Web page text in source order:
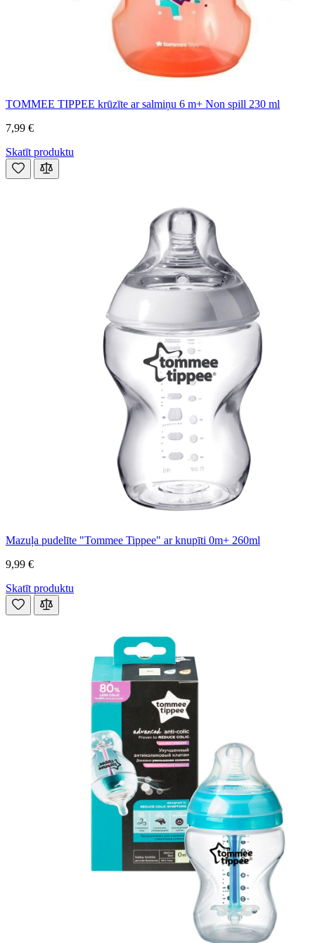
TOMMEE TIPPEE krūzīte ar salmiņu 6 m+ Non spill 230 ml
7,99 €
Skatīt produktu
Mazuļa pudelīte "Tommee Tippee" ar knupīti 0m+ 260ml
9,99 €
Skatīt produktu